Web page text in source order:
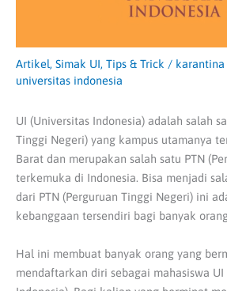
Artikel, Simak UI, Tips & Trick / karantina
universitas indonesia
UI (Universitas Indonesia) adalah salah
Tinggi Negeri) yang kampus utamanya
Barat dan merupakan salah satu PTN
terkemuka di Indonesia. Bisa menjadi
dari PTN (Perguruan Tinggi Negeri) ini
kebanggaan tersendiri bagi banyak
Hal ini membuat banyak orang yang
mendaftarkan diri sebagai mahasiswa UI